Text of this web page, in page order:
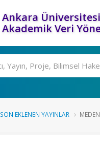
Ankara Üniversitesi
Akademik Veri
SON EKLENEN YAYINLAR